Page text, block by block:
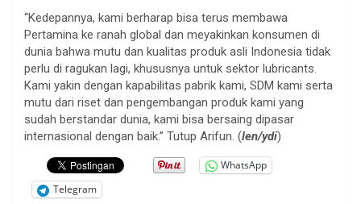
“Kedepannya, kami berharap bisa terus membawa
Pertamina ke ranah global dan meyakinkan konsumen di
dunia bahwa mutu dan kualitas produk asli Indonesia tidak
perlu di ragukan lagi, khususnya untuk sektor lubricants.
Kami yakin dengan kapabilitas pabrik kami, SDM kami serta
mutu dari riset dan pengembangan produk kami yang
sudah berstandar dunia, kami bisa bersaing dipasar
internasional dengan baik.” Tutup Arifun. (len/ydi)
WhatsApp
Telegram